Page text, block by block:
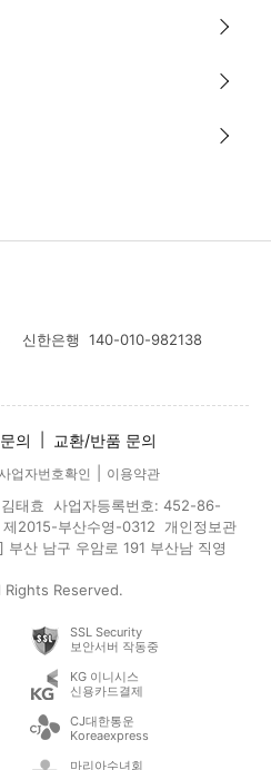
신한은행 140-010-982138
의 교환/반품 문의
사업자번호확인 이용약관
태효 사업자등록번호: 452-86-
2015-부산수영-0312 개인정보관
산 남구 우암로 191 부산남 직영
Rights Reserved.
SSL Security
보안서버 작동중
KG 이니시스
신용카드결제
CJ대한통운
Koreaexpress
마리아수녀회